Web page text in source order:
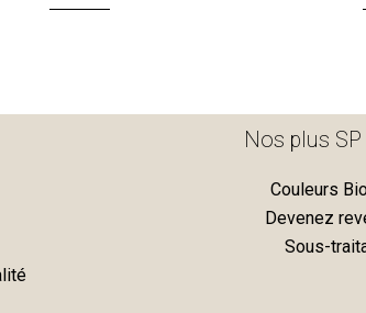
Nos plus
Couleurs
Devenez
Sous-